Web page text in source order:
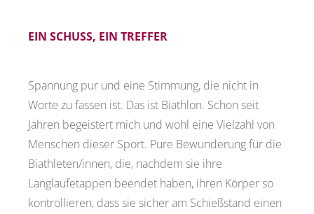
EIN SCHUSS, EIN TREFFER
Spannung pur und eine Stimmung, die nicht in
Worte zu fassen ist. Das ist Biathlon. Schon seit
Jahren begeistert mich und wohl eine Vielzahl von
Menschen dieser Sport. Pure Bewunderung für die
Biathleten/innen, die, nachdem sie ihre
Langlaufetappen beendet haben, ihren Körper so
kontrollieren, dass sie sicher am Schießstand einen